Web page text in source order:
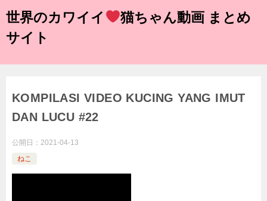
世界のカワイイ
猫ちゃん動画 まとめ
サイト
KOMPILASI VIDEO KUCING YANG IMUT
DAN LUCU #22
公開日： 2021-04-13
ねこ